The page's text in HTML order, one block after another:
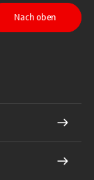
Nach oben